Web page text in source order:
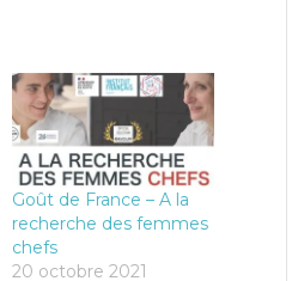
Goût de France – A la
recherche des femmes
chefs
20 octobre 2021